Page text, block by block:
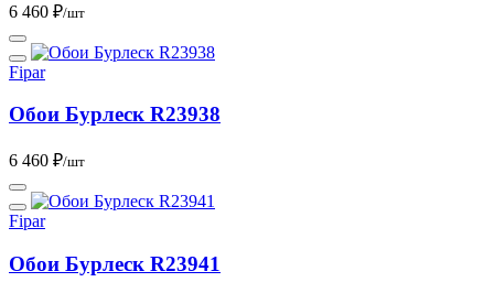
6 460 ₽/шт
Fipar
Обои Бурлеск R23938
6 460 ₽/шт
Fipar
Обои Бурлеск R23941